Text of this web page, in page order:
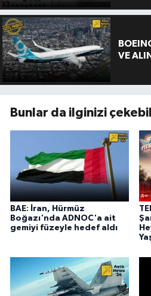
VE
Bunlar da ilginizi
BAE: İran, Hürmüz
Boğazı'nda ADNOC'a ait
gemiyi füzeyle hedef aldı